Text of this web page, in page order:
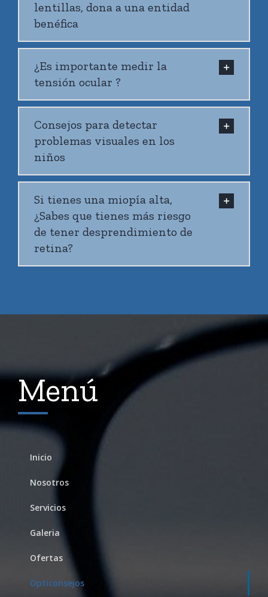
película lagrimal, la conjuntiva y los párpados.
e higiene por parte del paciente.
lentillas, dona a una entidad
benéfica
¿Es importante medir la
tensión ocular ?
Consejos para detectar
problemas visuales en los
niños
Si tienes una miopía alta,
¿Sabes que tienes más riesgo
de tener desprendimiento de
retina?
Menú
Inicio
Nosotros
Servicios
Galeria
Ofertas
Opticonsejos